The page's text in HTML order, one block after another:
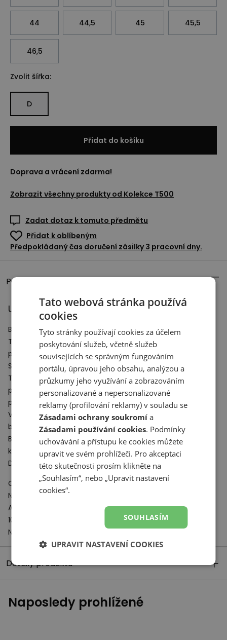
44 44,5 45 45,5
46,5
Zvolit šířka:
D
Přidat do košíku
Doprava a vrácení zdarma!
Zobrazit všechny produkty od Kolekce T500
Zadat dotaz k tomuto předmětu
Přidat k oblíbeným
Předpokládaný čas doručení zásilky 3 pracovní dny.
Popis výrobku
Unisex boty New Balance U500 – černé
Boty New Balance z řady U500 .
Tyto boty tvoří inovativní svršek, dobře odpružená střední
podešev a odolná vnější podešev.
Svršek je vyroben z vysoce kvalitní přírodní kůže
Tlustá, dobře odpružená prostřední podešev z měkké
pěny zaručuje výjimečně vysoký komfort při každodenním
použití.
Vnější podešev je kombinace agresivního a mírného
běhounu, který zajišťuje dobrou přilnavost k podkladu.
Boty New Balance z řady U500 představují moderní styl,
který zůstává věrný odkazu značky.
Dokonale doplní módní lifestylovémikiny s kapucí
Odpovědný subjekt:
New Balance Europe BV
A-Factorij, Pilotenstraat 35 – 45
1059 CH Amsterdam
Netherlands
Detaily produktu
Naposledy prohlížené
Tato webová stránka používá
cookies
Tyto stránky používají cookies za účelem
poskytování služeb, včetně služeb
souvisejících se správným fungováním
portálu, úpravou jeho obsahu, analýzou a
průzkumy jeho využívání a zobrazováním
personalizované a nepersonalizované
reklamy (profilování reklamy) v souladu se
Zásadami ochrany soukromí a
Zásadami používání cookies. Podmínky
uchovávání a přístupu ke cookies můžete
upravit ve svém prohlížeči. Pro akceptaci
této skutečnosti prosím klikněte na
„Souhlasím“, nebo „Upravit nastavení
cookies“.
SOUHLASÍM
UPRAVIT NASTAVENÍ COOKIES